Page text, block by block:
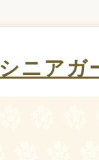
シニアガ